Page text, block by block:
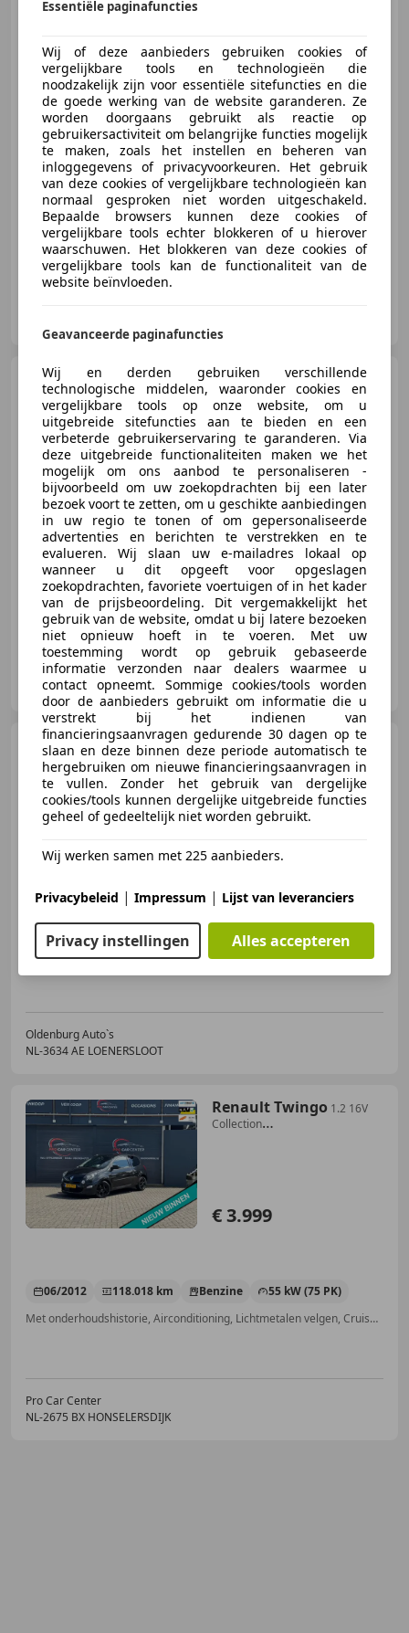
APK bij afl
€ 4.950
08/2014 71.049 km Benzine
55 kW (75 PK)
Cruise control, Airconditioning, Bluetooth, Elektrische ramen
Renault Twingo1.0 SCe
Equilibre / Lage KM / Apple
Carplay - Andr
€ 13.950
04/2024 21.508 km Benzine
49 kW (67 PK)
Autobedrijf van Ramshorst
NL-3861 SN NIJKERK
Renault Twingo1.2-16V
Automaat | Panoramadak | Airco
| 14" Velge
€ 3.990
05/2010 179.326 km Benzine
56 kW (76 PK)
Oldenburg Auto`s
NL-3634 AE LOENERSLOOT
Renault Twingo 1.2 16V
Collection
€ 3.999
06/2012 118.018 km Benzine
55 kW (75 PK)
Met onderhoudshistorie, Airconditioning, Lichtmetalen velgen, Cruise control, Airbag bestuurder, Elektrische ramen, Bluetooth, Elektrisch verstelbare buitenspiegels
Pro Car Center
NL-2675 BX HONSELERSDIJK
Essentiële paginafuncties
Wij of deze aanbieders gebruiken cookies of
vergelijkbare tools en technologieën die
noodzakelijk zijn voor essentiële sitefuncties en die
de goede werking van de website garanderen. Ze
worden doorgaans gebruikt als reactie op
gebruikersactiviteit om belangrijke functies mogelijk
te maken, zoals het instellen en beheren van
inloggegevens of privacyvoorkeuren. Het gebruik
van deze cookies of vergelijkbare technologieën kan
normaal gesproken niet worden uitgeschakeld.
Bepaalde browsers kunnen deze cookies of
vergelijkbare tools echter blokkeren of u hierover
waarschuwen. Het blokkeren van deze cookies of
vergelijkbare tools kan de functionaliteit van de
website beïnvloeden.
Geavanceerde paginafuncties
Wij en derden gebruiken verschillende
technologische middelen, waaronder cookies en
vergelijkbare tools op onze website, om u
uitgebreide sitefuncties aan te bieden en een
verbeterde gebruikerservaring te garanderen. Via
deze uitgebreide functionaliteiten maken we het
mogelijk om ons aanbod te personaliseren -
bijvoorbeeld om uw zoekopdrachten bij een later
bezoek voort te zetten, om u geschikte aanbiedingen
in uw regio te tonen of om gepersonaliseerde
advertenties en berichten te verstrekken en te
evalueren. Wij slaan uw e-mailadres lokaal op
wanneer u dit opgeeft voor opgeslagen
zoekopdrachten, favoriete voertuigen of in het kader
van de prijsbeoordeling. Dit vergemakkelijkt het
gebruik van de website, omdat u bij latere bezoeken
niet opnieuw hoeft in te voeren. Met uw
toestemming wordt op gebruik gebaseerde
informatie verzonden naar dealers waarmee u
contact opneemt. Sommige cookies/tools worden
door de aanbieders gebruikt om informatie die u
verstrekt bij het indienen van
financieringsaanvragen gedurende 30 dagen op te
slaan en deze binnen deze periode automatisch te
hergebruiken om nieuwe financieringsaanvragen in
te vullen. Zonder het gebruik van dergelijke
cookies/tools kunnen dergelijke uitgebreide functies
geheel of gedeeltelijk niet worden gebruikt.
Wij werken samen met 225 aanbieders.
Privacybeleid | Impressum | Lijst van leveranciers
Privacy instellingen Alles accepteren